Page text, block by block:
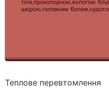
Теплове перевтомлення